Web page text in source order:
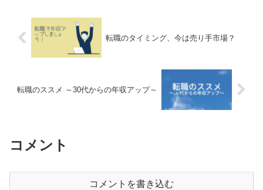
転職のタイミング、今は売り手市場？
転職のススメ ～30代からの年収アップ～
コメント
コメントを書き込む